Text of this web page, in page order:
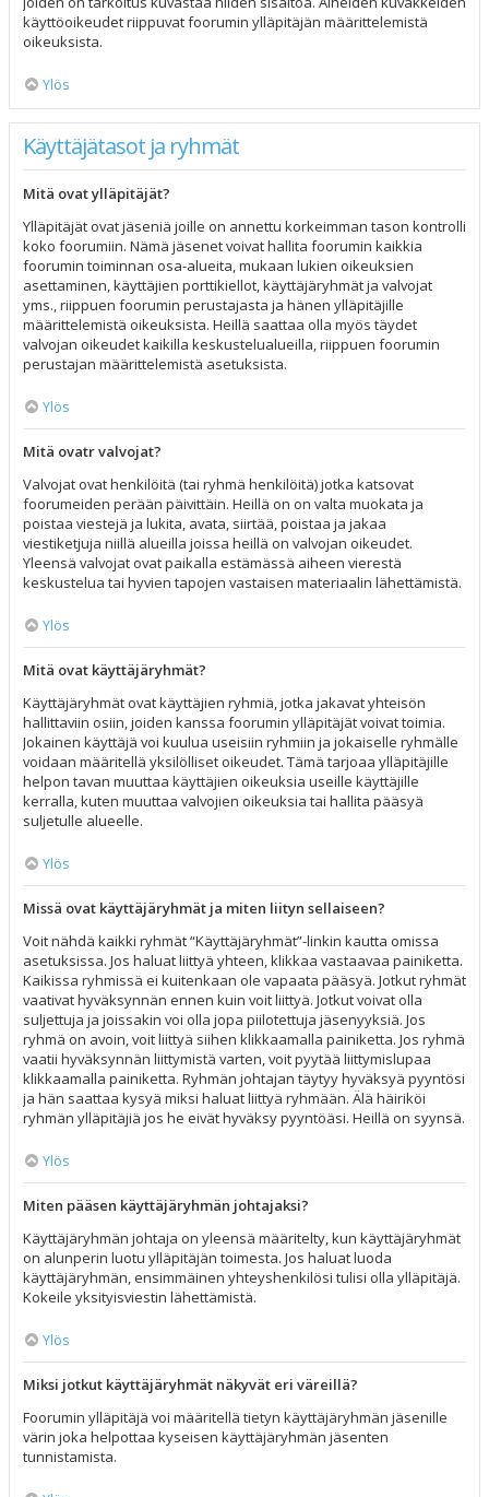
käyttöoikeudet riippuvat foorumin ylläpitäjän määrittelemistä
oikeuksista.
Ylös
Käyttäjätasot ja ryhmät
Mitä ovat ylläpitäjät?
Ylläpitäjät ovat jäseniä joille on annettu korkeimman tason kontrolli
koko foorumiin. Nämä jäsenet voivat hallita foorumin kaikkia
foorumin toiminnan osa-alueita, mukaan lukien oikeuksien
asettaminen, käyttäjien porttikiellot, käyttäjäryhmät ja valvojat
yms., riippuen foorumin perustajasta ja hänen ylläpitäjille
määrittelemistä oikeuksista. Heillä saattaa olla myös täydet
valvojan oikeudet kaikilla keskustelualueilla, riippuen foorumin
perustajan määrittelemistä asetuksista.
Ylös
Mitä ovatr valvojat?
Valvojat ovat henkilöitä (tai ryhmä henkilöitä) jotka katsovat
foorumeiden perään päivittäin. Heillä on on valta muokata ja
poistaa viestejä ja lukita, avata, siirtää, poistaa ja jakaa
viestiketjuja niillä alueilla joissa heillä on valvojan oikeudet.
Yleensä valvojat ovat paikalla estämässä aiheen vierestä
keskustelua tai hyvien tapojen vastaisen materiaalin lähettämistä.
Ylös
Mitä ovat käyttäjäryhmät?
Käyttäjäryhmät ovat käyttäjien ryhmiä, jotka jakavat yhteisön
hallittaviin osiin, joiden kanssa foorumin ylläpitäjät voivat toimia.
Jokainen käyttäjä voi kuulua useisiin ryhmiin ja jokaiselle ryhmälle
voidaan määritellä yksilölliset oikeudet. Tämä tarjoaa ylläpitäjille
helpon tavan muuttaa käyttäjien oikeuksia useille käyttäjille
kerralla, kuten muuttaa valvojien oikeuksia tai hallita pääsyä
suljetulle alueelle.
Ylös
Missä ovat käyttäjäryhmät ja miten liityn sellaiseen?
Voit nähdä kaikki ryhmät “Käyttäjäryhmät”-linkin kautta omissa
asetuksissa. Jos haluat liittyä yhteen, klikkaa vastaavaa painiketta.
Kaikissa ryhmissä ei kuitenkaan ole vapaata pääsyä. Jotkut ryhmät
vaativat hyväksynnän ennen kuin voit liittyä. Jotkut voivat olla
suljettuja ja joissakin voi olla jopa piilotettuja jäsenyyksiä. Jos
ryhmä on avoin, voit liittyä siihen klikkaamalla painiketta. Jos ryhmä
vaatii hyväksynnän liittymistä varten, voit pyytää liittymislupaa
klikkaamalla painiketta. Ryhmän johtajan täytyy hyväksyä pyyntösi
ja hän saattaa kysyä miksi haluat liittyä ryhmään. Älä häiriköi
ryhmän ylläpitäjiä jos he eivät hyväksy pyyntöäsi. Heillä on syynsä.
Ylös
Miten pääsen käyttäjäryhmän johtajaksi?
Käyttäjäryhmän johtaja on yleensä määritelty, kun käyttäjäryhmät
on alunperin luotu ylläpitäjän toimesta. Jos haluat luoda
käyttäjäryhmän, ensimmäinen yhteyshenkilösi tulisi olla ylläpitäjä.
Kokeile yksityisviestin lähettämistä.
Ylös
Miksi jotkut käyttäjäryhmät näkyvät eri väreillä?
Foorumin ylläpitäjä voi määritellä tietyn käyttäjäryhmän jäsenille
värin joka helpottaa kyseisen käyttäjäryhmän jäsenten
tunnistamista.